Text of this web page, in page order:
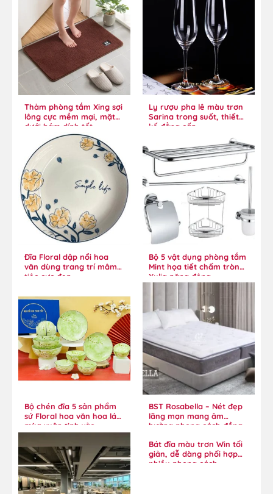
Thảm phòng tắm Xing sợi
lông cực mềm mại, mặt
dưới bám dính tốt
Ly rượu pha lê màu trơn
Sarina trong suốt, thiết
kế đẳng cấp
Đĩa Floral dập nổi hoa
văn dùng trang trí mâm
tiệc cực đẹp
Bộ 5 vật dụng phòng tắm
Mint họa tiết chấm tròn
Xylia năng động
Bộ chén đĩa 5 sản phẩm
sứ Floral hoa văn hoa lá
mùa xuân tinh xảo
BST Rosabella – Nét đẹp
lãng mạn mang âm
hưởng phong cách đồng
Bát đĩa màu trơn Win tối
giản, dễ dàng phối hợp
nhiều phong cách